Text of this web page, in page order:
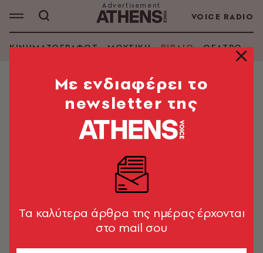
VOICE RADIO
ΚΙΝΗΜΑΤΟΓΡΑΦΟΣ ΜΟΥΣΙΚΗ ΒΙΒΛΙΟ ΘΕΑΤΡΟ -
ΠΗΝΕΛΟΠΗ ΜΩΡΑΙΤΟΥ
ΑΝΑΖΗΤΗΣΗ ΒΙΒΛΙΟΥ
Mε ενδιαφέρει το
newsletter της
Tα καλύτερα άρθρα της ημέρας έρχονται
στο mail σου